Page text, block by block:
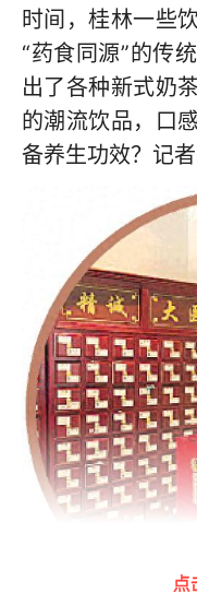
时间，桂林一些
“药食同源”的传
出了各种新式奶
的潮流饮品，口
备养生功效？记
点